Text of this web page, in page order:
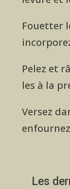
Fouetter
Pelez et
les à la
Versez
Les